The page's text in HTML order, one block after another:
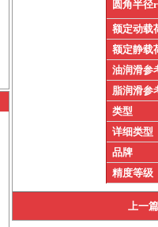
圆角半径r
额定动载
额定静载
油润滑参
脂润滑参
类型
详细类型
品牌
精度等级
上一